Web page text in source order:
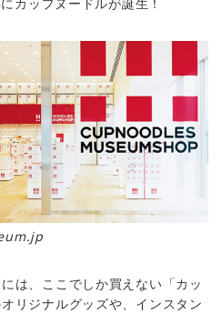
は、ここでしか買えない「カッ
リジナルグッズや、インスタン